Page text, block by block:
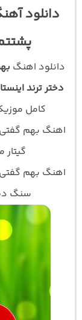
دانلود
دانلود اهنگ
دختر ترند اینستا
کامل موزیک
اهنگ بهم
اهنگ بهم
سنگ